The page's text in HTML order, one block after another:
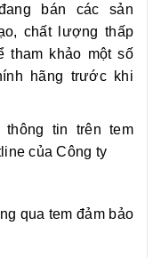
bán các sản
chất lượng thấp
tham khảo một số
hãng trước khi
tin trên tem
của Công ty
qua tem đảm bảo